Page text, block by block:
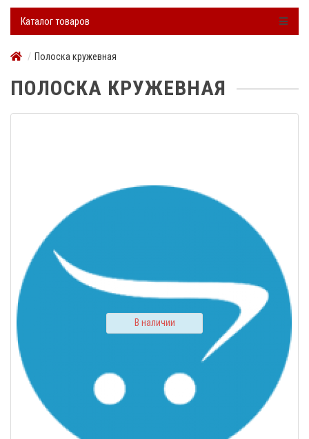
Каталог товаров
Полоска кружевная
ПОЛОСКА КРУЖЕВНАЯ
В наличии